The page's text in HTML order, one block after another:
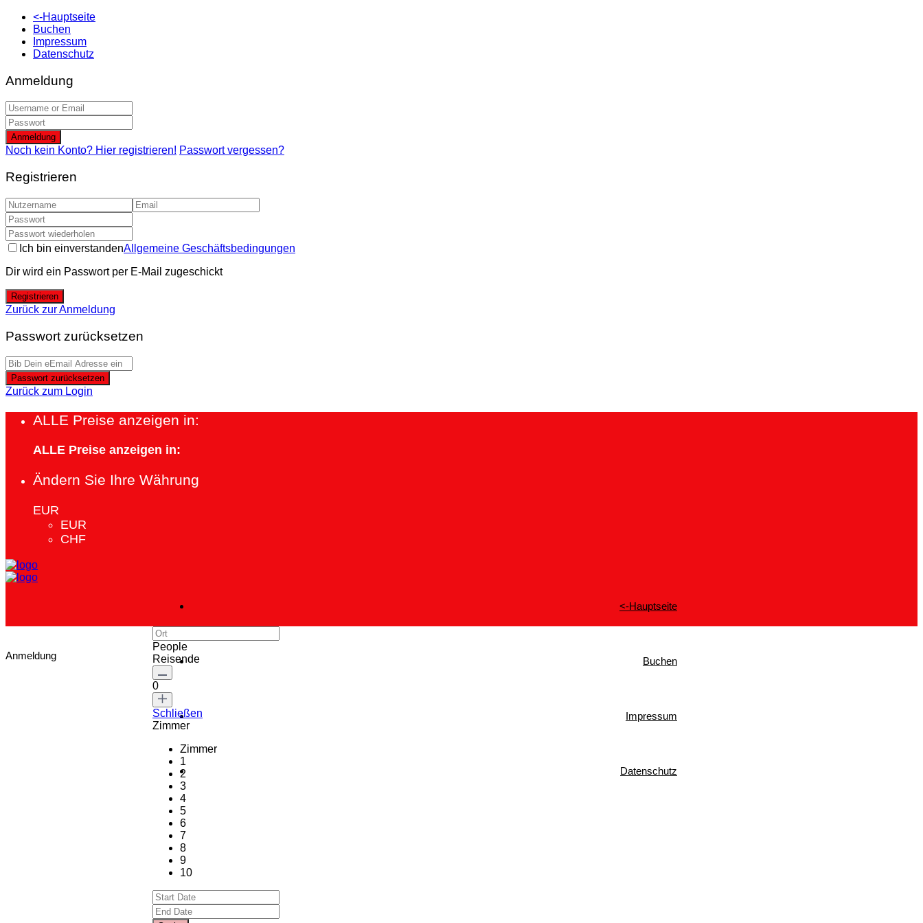
<-Hauptseite
Buchen
Impressum
Datenschutz
Anmeldung
Anmeldung
Noch kein Konto? Hier registrieren! Passwort vergessen?
Registrieren
Ich bin einverstandenAllgemeine Geschäftsbedingungen
Dir wird ein Passwort per E-Mail zugeschickt
Registrieren
Zurück zur Anmeldung
Passwort zurücksetzen
Passwort zurücksetzen
Zurück zum Login
ALLE Preise anzeigen in:
ALLE Preise anzeigen in:
Ändern Sie Ihre Währung
EUR
EUR
CHF
<-Hauptseite
Buchen
Impressum
Datenschutz
Anmeldung
People
Reisende
0
Schließen
Zimmer
Zimmer
1
2
3
4
5
6
7
8
9
10